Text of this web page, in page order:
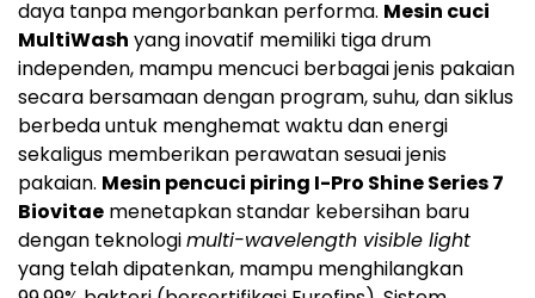
daya tanpa mengorbankan performa. Mesin cuci
MultiWash yang inovatif memiliki tiga drum
independen, mampu mencuci berbagai jenis pakaian
secara bersamaan dengan program, suhu, dan siklus
berbeda untuk menghemat waktu dan energi
sekaligus memberikan perawatan sesuai jenis
pakaian. Mesin pencuci piring I-Pro Shine Series 7
Biovitae menetapkan standar kebersihan baru
dengan teknologimulti-wavelength visible light
yang telah dipatenkan, mampu menghilangkan